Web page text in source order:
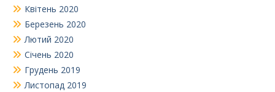
Квітень 2020
Березень 2020
Лютий 2020
Січень 2020
Грудень 2019
Листопад 2019